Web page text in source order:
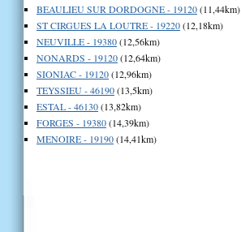
BEAULIEU SUR DORDOGNE - 19120(11,44km)
ST CIRGUES LA LOUTRE - 19220(12,18km)
NEUVILLE - 19380(12,56km)
NONARDS - 19120(12,64km)
SIONIAC - 19120(12,96km)
TEYSSIEU - 46190(13,5km)
ESTAL - 46130(13,82km)
FORGES - 19380(14,39km)
MENOIRE - 19190(14,41km)